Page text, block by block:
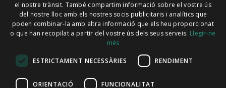
Twitter
Linkedin
Instagram
FindMyLost Sr.l © 2026 | Tots els drets reservats |
ITALIAN
CATALAN
PORTUGUESE
el nostre trànsit. També compartim informació sobre el vostre ús
del nostre lloc amb els nostres socis publicitaris i analítics que
poden combinar-la amb altra informació que els heu proporcionat
o que han recopilat a partir del vostre ús dels seus serveis. Llegir-ne
més
ESTRICTAMENT NECESSÀRIES RENDIMENT
ORIENTACIÓ FUNCIONALITAT